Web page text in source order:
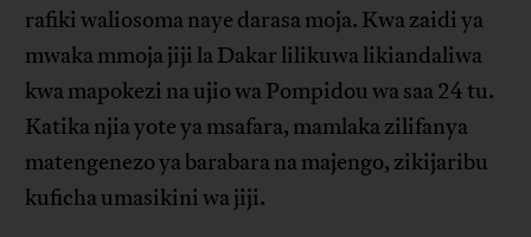
rafiki waliosoma naye darasa moja. Kwa zaidi ya
mwaka mmoja jiji la Dakar lilikuwa likiandaliwa
kwa mapokezi na ujio wa Pompidou wa saa 24 tu.
Katika njia yote ya msafara, mamlaka zilifanya
matengenezo ya barabara na majengo, zikijaribu
kuficha umasikini wa jiji.